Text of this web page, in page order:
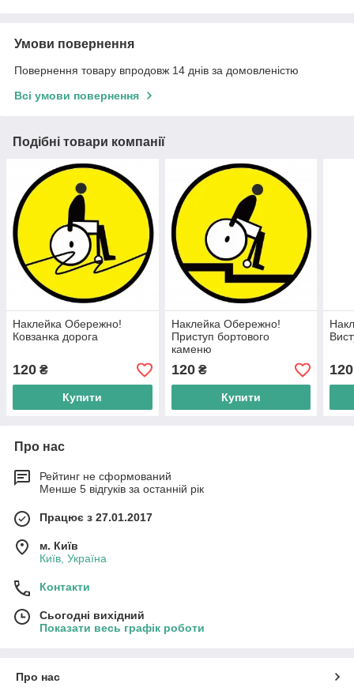
Умови повернення
Повернення товару впродовж 14 днів за домовленістю
Всі умови повернення
Подібні товари компанії
Наклейка Обережно!
Ковзанка дорога
120 ₴
Купити
Наклейка Обережно!
Приступ бортового
каменю
120₴
Купити
120
Про нас
Рейтинг не сформований
Менше 5 відгуків за останній рік
Працює з 27.01.2017
м. Київ
Київ, Україна
Контакти
Сьогодні вихідний
Показати весь графік роботи
Про нас